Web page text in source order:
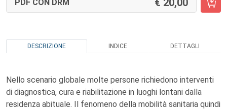
PDF CON DRM 20,00
DESCRIZIONE INDICE DETTAGLI
Nello scenario globale molte persone richiedono interventi
di diagnostica, cura e riabilitazione in luoghi lontani dalla
residenza abituale. Il fenomeno della mobilità sanitaria quindi